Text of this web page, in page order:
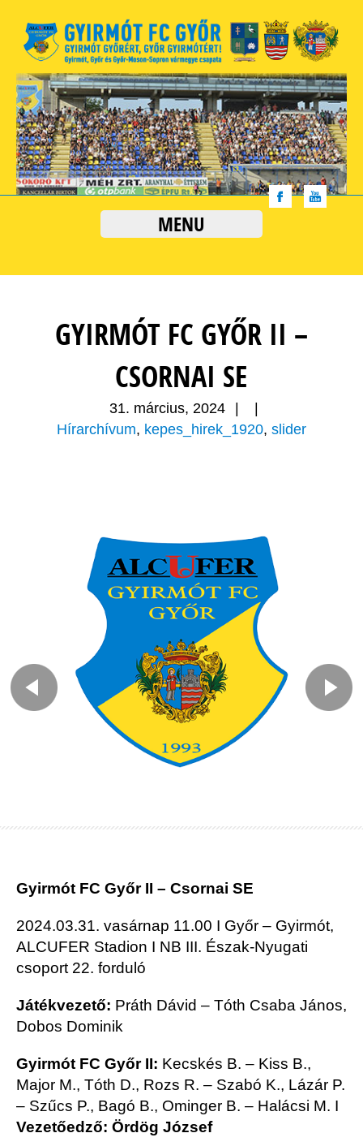
MENU
GYIRMÓT FC GYŐR II –
CSORNAI SE
31. március, 2024
Hírarchívum, kepes_hirek_1920, slider
Gyirmót FC Győr II – Csornai SE
2024.03.31. vasárnap 11.00 I Győr – Gyirmót,
ALCUFER Stadion I NB III. Észak-Nyugati
csoport 22. forduló
Játékvezető: Práth Dávid – Tóth Csaba János,
Dobos Dominik
Gyirmót FC Győr II: Kecskés B. – Kiss B.,
Major M., Tóth D., Rozs R. – Szabó K., Lázár P.
– Szűcs P., Bagó B., Ominger B. – Halácsi M. I
Vezetőedző: Ördög József